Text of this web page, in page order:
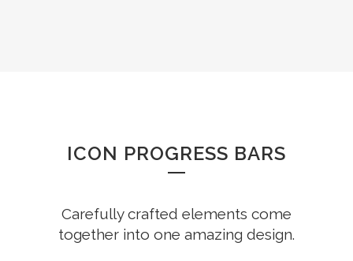
ICON PROGRESS BARS
Carefully crafted elements come
together into one amazing design.